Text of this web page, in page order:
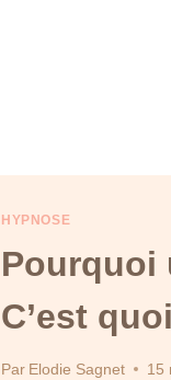
HYPNOSE
Pourquoi
C’est
Par Elodie Sagnet 15